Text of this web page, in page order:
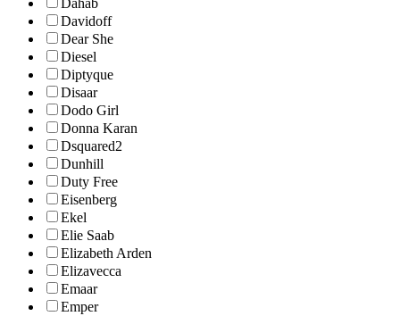
Dahab
Davidoff
Dear She
Diesel
Diptyque
Disaar
Dodo Girl
Donna Karan
Dsquared2
Dunhill
Duty Free
Eisenberg
Ekel
Elie Saab
Elizabeth Arden
Elizavecca
Emaar
Emper